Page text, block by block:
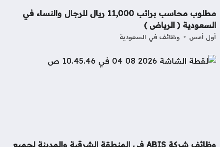
مطلوب محاسب براتب 11,000 ريال للرجال والنساء في
( الرياض )
أمس وظائف في السعودية
وظائف شركة ABIS في المنطقة الشرقية والمدينة لجميع